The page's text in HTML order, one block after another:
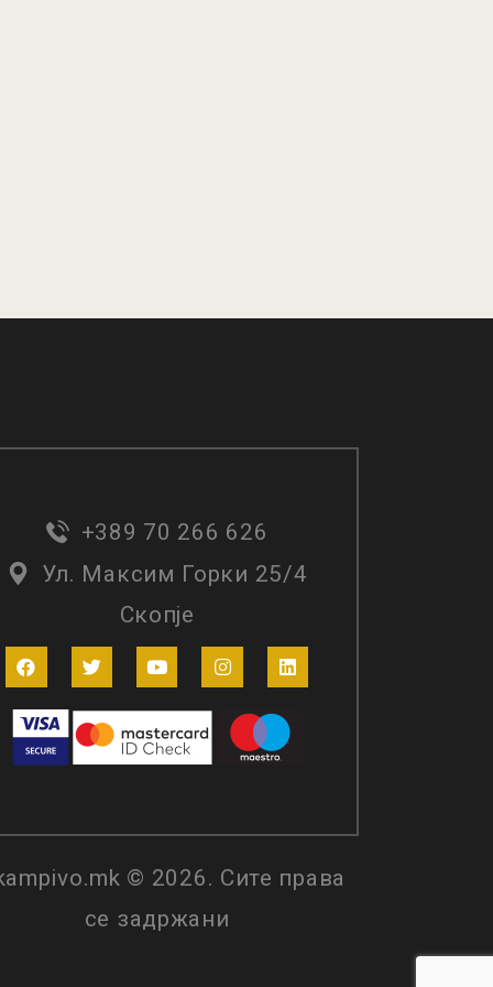
+389 70 266 626
Ул. Максим Горки 25/4
Скопје
© 2026. Сите права
се задржани